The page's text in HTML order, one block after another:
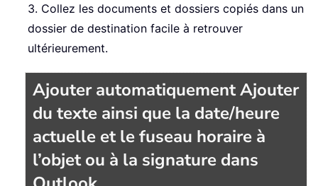
3. Collez les documents et dossiers copiés dans un
dossier de destination facile à retrouver
ultérieurement.
Ajouter automatiquement Ajouter
du texte ainsi que la date/heure
actuelle et le fuseau horaire à
l’objet ou à la signature dans